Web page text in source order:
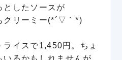
としたソースが
クリーミー(*´▽｀*)
イスで1,450円。ちょ